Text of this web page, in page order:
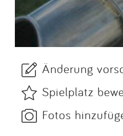
Änderung
Spielplatz
Fotos